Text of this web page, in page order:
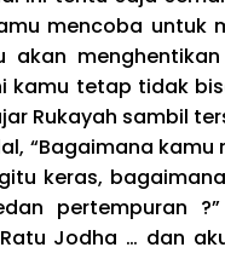
mencoba untuk
akan
kamu tetap tidak
Rukayah sambil
“Bagaimana kamu
keras,
pertempuran
Jodha … dan